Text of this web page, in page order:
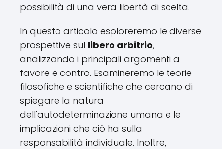
possibilità di una vera libertà di scelta.
In questo articolo esploreremo le diverse
prospettive sul libero arbitrio,
analizzando i principali argomenti a
favore e contro. Esamineremo le teorie
filosofiche e scientifiche che cercano di
spiegare la natura
dell'autodeterminazione umana e le
implicazioni che ciò ha sulla
responsabilità individuale. Inoltre,